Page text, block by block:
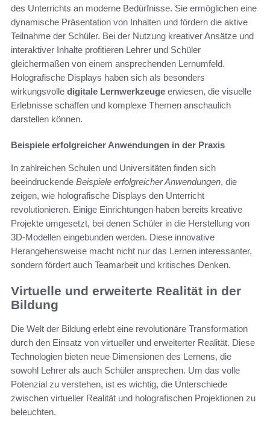
des Unterrichts an moderne Bedürfnisse. Sie ermöglichen eine
dynamische Präsentation von Inhalten und fördern die aktive
Teilnahme der Schüler. Bei der Nutzung kreativer Ansätze und
interaktiver Inhalte profitieren Lehrer und Schüler
gleichermaßen von einem ansprechenden Lernumfeld.
Holografische Displays haben sich als besonders
wirkungsvolle digitale Lernwerkzeuge erwiesen, die visuelle
Erlebnisse schaffen und komplexe Themen anschaulich
darstellen können.
Beispiele erfolgreicher Anwendungen in der Praxis
In zahlreichen Schulen und Universitäten finden sich
beeindruckende Beispiele erfolgreicher Anwendungen, die
zeigen, wie holografische Displays den Unterricht
revolutionieren. Einige Einrichtungen haben bereits kreative
Projekte umgesetzt, bei denen Schüler in die Herstellung von
3D-Modellen eingebunden werden. Diese innovative
Herangehensweise macht nicht nur das Lernen interessanter,
sondern fördert auch Teamarbeit und kritisches Denken.
Virtuelle und erweiterte Realität in der
Bildung
Die Welt der Bildung erlebt eine revolutionäre Transformation
durch den Einsatz von virtueller und erweiterter Realität. Diese
Technologien bieten neue Dimensionen des Lernens, die
sowohl Lehrer als auch Schüler ansprechen. Um das volle
Potenzial zu verstehen, ist es wichtig, die Unterschiede
zwischen virtueller Realität und holografischen Projektionen zu
beleuchten.